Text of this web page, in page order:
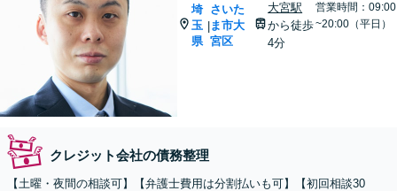
埼
玉
県
|
さいた
ま市大
宮区
大宮駅
から徒歩
4分
営業時間：09:00
~20:00（平日）
クレジット会社の債務整理
【土曜・夜間の相談可】【弁護士費用は分割払いも可】【初回相談30